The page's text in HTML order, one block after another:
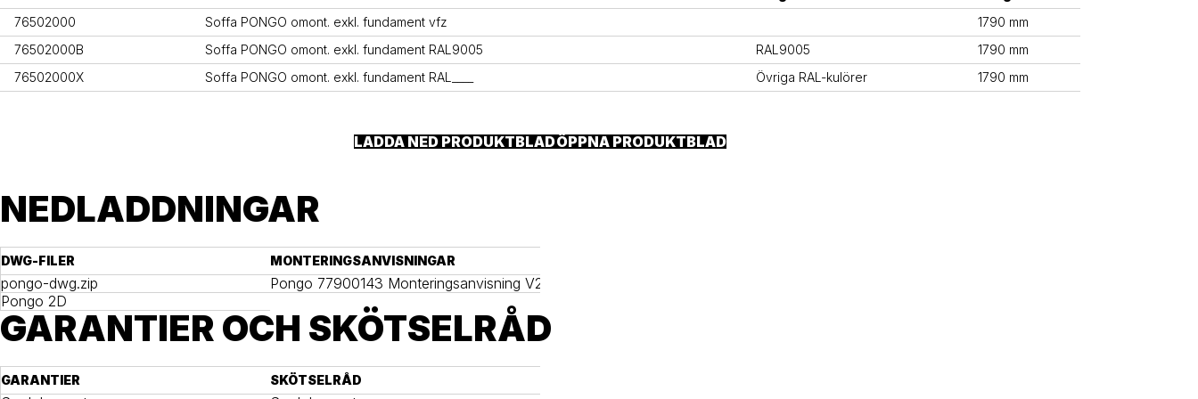
76502000
Soffa PONGO omont. exkl. fundament vfz
1790 mm
76502000B
Soffa PONGO omont. exkl. fundament RAL9005 RAL9005
1790 mm
76502000X
Soffa PONGO omont. exkl. fundament RAL____ Övriga RAL-kulörer 1790 mm
LADDA NED PRODUKTBLADÖPPNA PRODUKTBLAD
NEDLADDNINGAR
DWG-FILER
pongo-dwg.zip
Pongo 2D
MONTERINGSANVISNINGAR
Pongo 77900143 Monteringsanvisning V20260211
GARANTIER OCH SKÖTSELRÅD
GARANTIER SKÖTSELRÅD